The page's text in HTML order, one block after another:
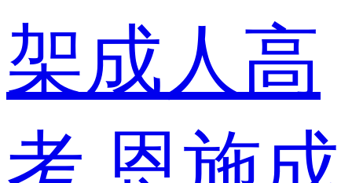
架成人高